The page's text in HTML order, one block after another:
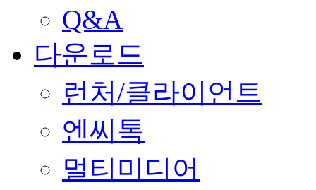
Q&A
다운로드
런처/클라이언트
엔씨톡
멀티미디어